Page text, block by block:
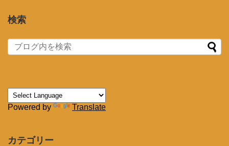
検索
Powered by Translate
カテゴリー